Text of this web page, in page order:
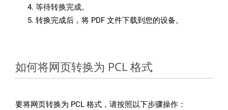
等待转换完成。
转换完成后，将 PDF 文件下载到您的设备。
如何将网页转换为 PCL 格式
要将网页转换为 PCL 格式，请按照以下步骤操作：